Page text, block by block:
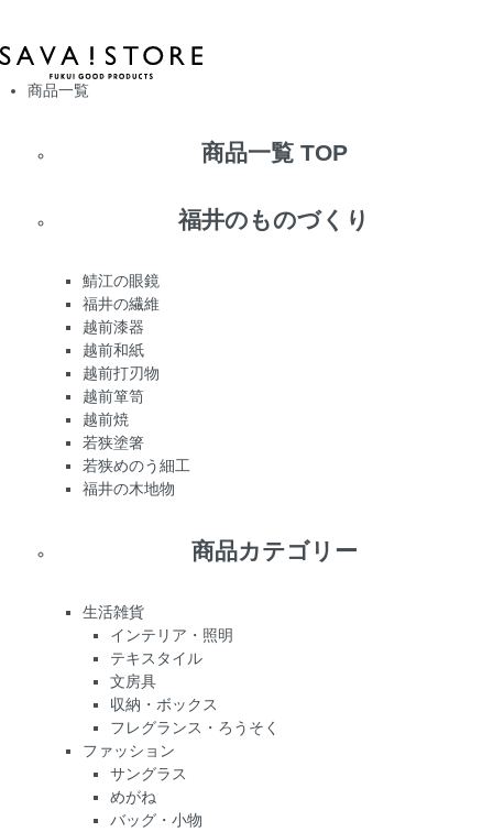
商品一覧
商品一覧 TOP
福井のものづくり
鯖江の眼鏡
福井の繊維
越前漆器
越前和紙
越前打刃物
越前箪笥
越前焼
若狭塗箸
若狭めのう細工
福井の木地物
商品カテゴリー
生活雑貨
インテリア・照明
テキスタイル
文房具
収納・ボックス
フレグランス・ろうそく
ファッション
サングラス
めがね
バッグ・小物